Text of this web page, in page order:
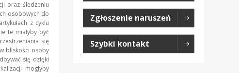
oraz śledzeniu
osobowych do
z cyklu
te miałyby być
się
bliskości osoby
się dzięki
mogłyby
Zgłoszenie naruszeń
Szybki kontakt